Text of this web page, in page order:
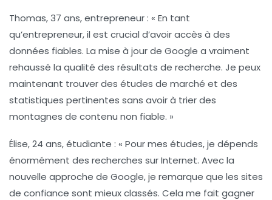
Thomas, 37 ans, entrepreneur: « En tant
qu’entrepreneur, il est crucial d’avoir accès à des
données fiables. La mise à jour de Google a vraiment
rehaussé la qualité des résultats de recherche. Je peux
maintenant trouver des études de marché et des
statistiques pertinentes sans avoir à trier des
montagnes de contenu non fiable. »
Élise, 24 ans, étudiante : « Pour mes études, je dépends
énormément des recherches sur Internet. Avec la
nouvelle approche de Google, je remarque que les sites
de confiance sont mieux classés. Cela me fait gagner